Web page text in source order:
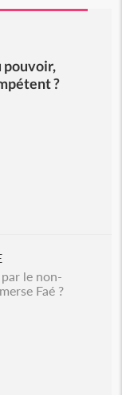
pouvoir,
?
le non-
Faé ?